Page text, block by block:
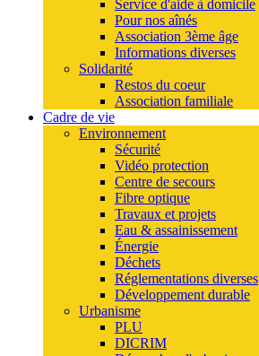
Service d'aide à domicile
Pour nos aînés
Association 3ème âge
Informations diverses
Solidarité
Restos du coeur
Association familiale
Cadre de vie
Environnement
Sécurité
Vidéo protection
Centre de secours
Fibre optique
Travaux et projets
Eau & assainissement
Énergie
Déchets
Réglementations diverses
Développement durable
Urbanisme
PLU
DICRIM